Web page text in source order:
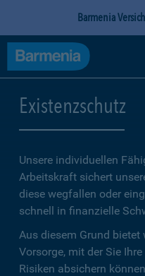
Barmenia
Existenzschutz
Unsere individuellen
Arbeitskraft sichert
diese wegfallen oder
schnell in finanzielle
Aus diesem Grund bietet
Vorsorge, mit der Sie
Risiken absichern